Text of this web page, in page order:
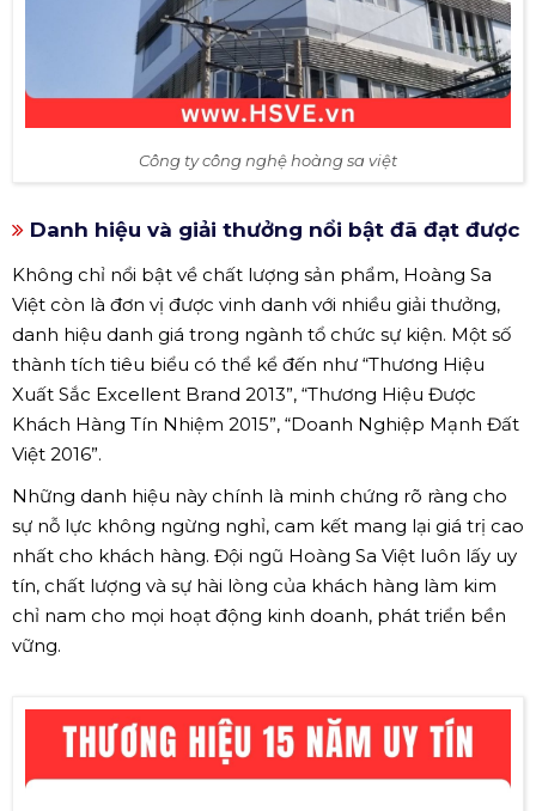
Công ty công nghệ hoàng sa việt
Danh hiệu và giải thưởng nổi bật đã đạt được
Không chỉ nổi bật về chất lượng sản phẩm, Hoàng Sa
Việt còn là đơn vị được vinh danh với nhiều giải thưởng,
danh hiệu danh giá trong ngành tổ chức sự kiện. Một số
thành tích tiêu biểu có thể kể đến như “Thương Hiệu
Xuất Sắc Excellent Brand 2013”, “Thương Hiệu Được
Khách Hàng Tín Nhiệm 2015”, “Doanh Nghiệp Mạnh Đất
Việt 2016”.
Những danh hiệu này chính là minh chứng rõ ràng cho
sự nỗ lực không ngừng nghỉ, cam kết mang lại giá trị cao
nhất cho khách hàng. Đội ngũ Hoàng Sa Việt luôn lấy uy
tín, chất lượng và sự hài lòng của khách hàng làm kim
chỉ nam cho mọi hoạt động kinh doanh, phát triển bền
vững.